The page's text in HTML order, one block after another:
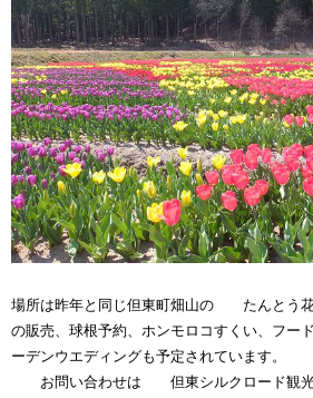
場所は昨年と同じ但東町畑山の たんとう
の販売、球根予約、ホンモロコすくい、フ
ーデンウエディングも予定されています。
お問い合わせは 但東シルクロード観光